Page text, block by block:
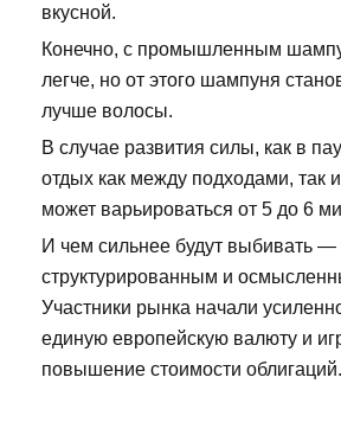
вкусной.
Конечно, с промышленным
легче, но от этого шампуня
лучше волосы.
В случае развития силы, как в
отдых как между подходами, так
может варьироваться от 5 до 6
И чем сильнее будут выбивать —
структурированным и
Участники рынка начали
единую европейскую валюту и
повышение стоимости облигаций.